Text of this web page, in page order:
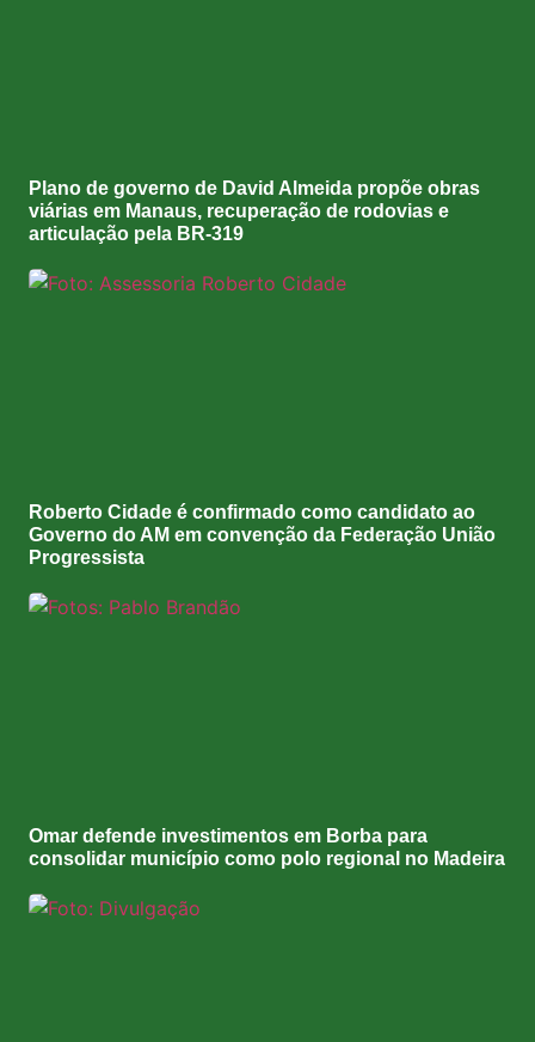
Plano de governo de David Almeida propõe obras
viárias em Manaus, recuperação de rodovias e
articulação pela BR-319
Roberto Cidade é confirmado como candidato ao
Governo do AM em convenção da Federação União
Progressista
Omar defende investimentos em Borba para
consolidar município como polo regional no Madeira